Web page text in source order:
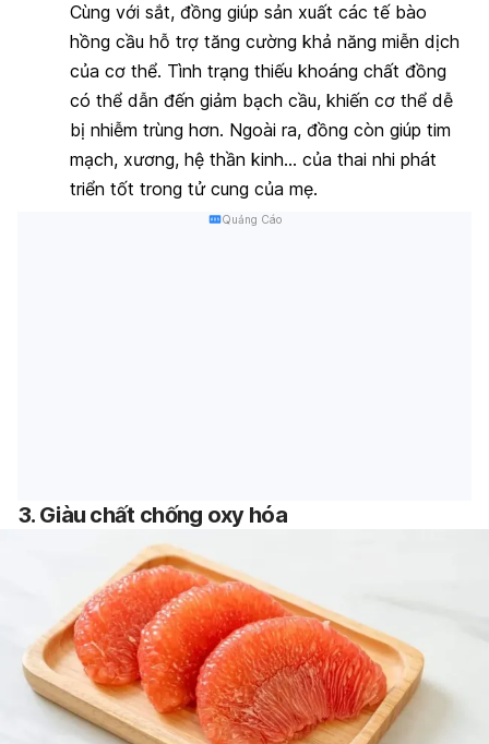
Cùng với sắt, đồng giúp sản xuất các tế bào
hồng cầu hỗ trợ tăng cường khả năng miễn dịch
của cơ thể. Tình trạng thiếu khoáng chất đồng
có thể dẫn đến giảm bạch cầu, khiến cơ thể dễ
bị nhiễm trùng hơn. Ngoài ra, đồng còn giúp tim
mạch, xương, hệ thần kinh… của thai nhi phát
triển tốt trong tử cung của mẹ.
Quảng Cáo
3. Giàu chất chống oxy hóa